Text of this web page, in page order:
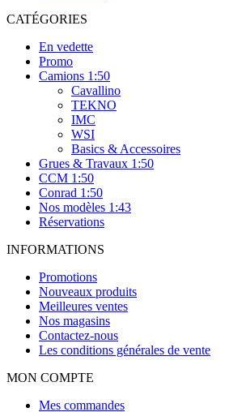
CATÉGORIES
En vedette
Promo
Camions 1:50
Cavallino
TEKNO
IMC
WSI
Basics & Accessoires
Grues & Travaux 1:50
CCM 1:50
Conrad 1:50
Nos modèles 1:43
Réservations
INFORMATIONS
Promotions
Nouveaux produits
Meilleures ventes
Nos magasins
Contactez-nous
Les conditions générales de vente
MON COMPTE
Mes commandes